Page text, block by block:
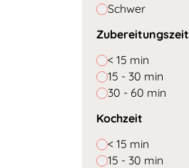
Schwer
Zubereitungszeit
< 15 min
15 - 30 min
30 - 60 min
Kochzeit
< 15 min
15 - 30 min